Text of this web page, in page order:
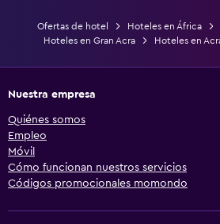
Ofertas de hotel Hoteles en África
Hoteles en Gran Acra
Hoteles en
Nuestra empresa
Quiénes somos
Empleo
Móvil
Cómo funcionan nuestros servicios
Códigos promocionales momondo